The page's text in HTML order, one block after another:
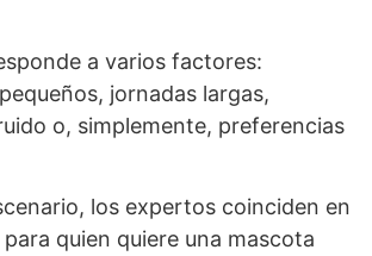
a varios factores:
jornadas largas,
o, simplemente, preferencias
los expertos coinciden en
quien quiere una mascota